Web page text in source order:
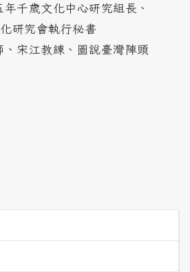
千歲文化中心研究組長、
研究會執行秘書
宋江教練、圖說臺灣陣頭